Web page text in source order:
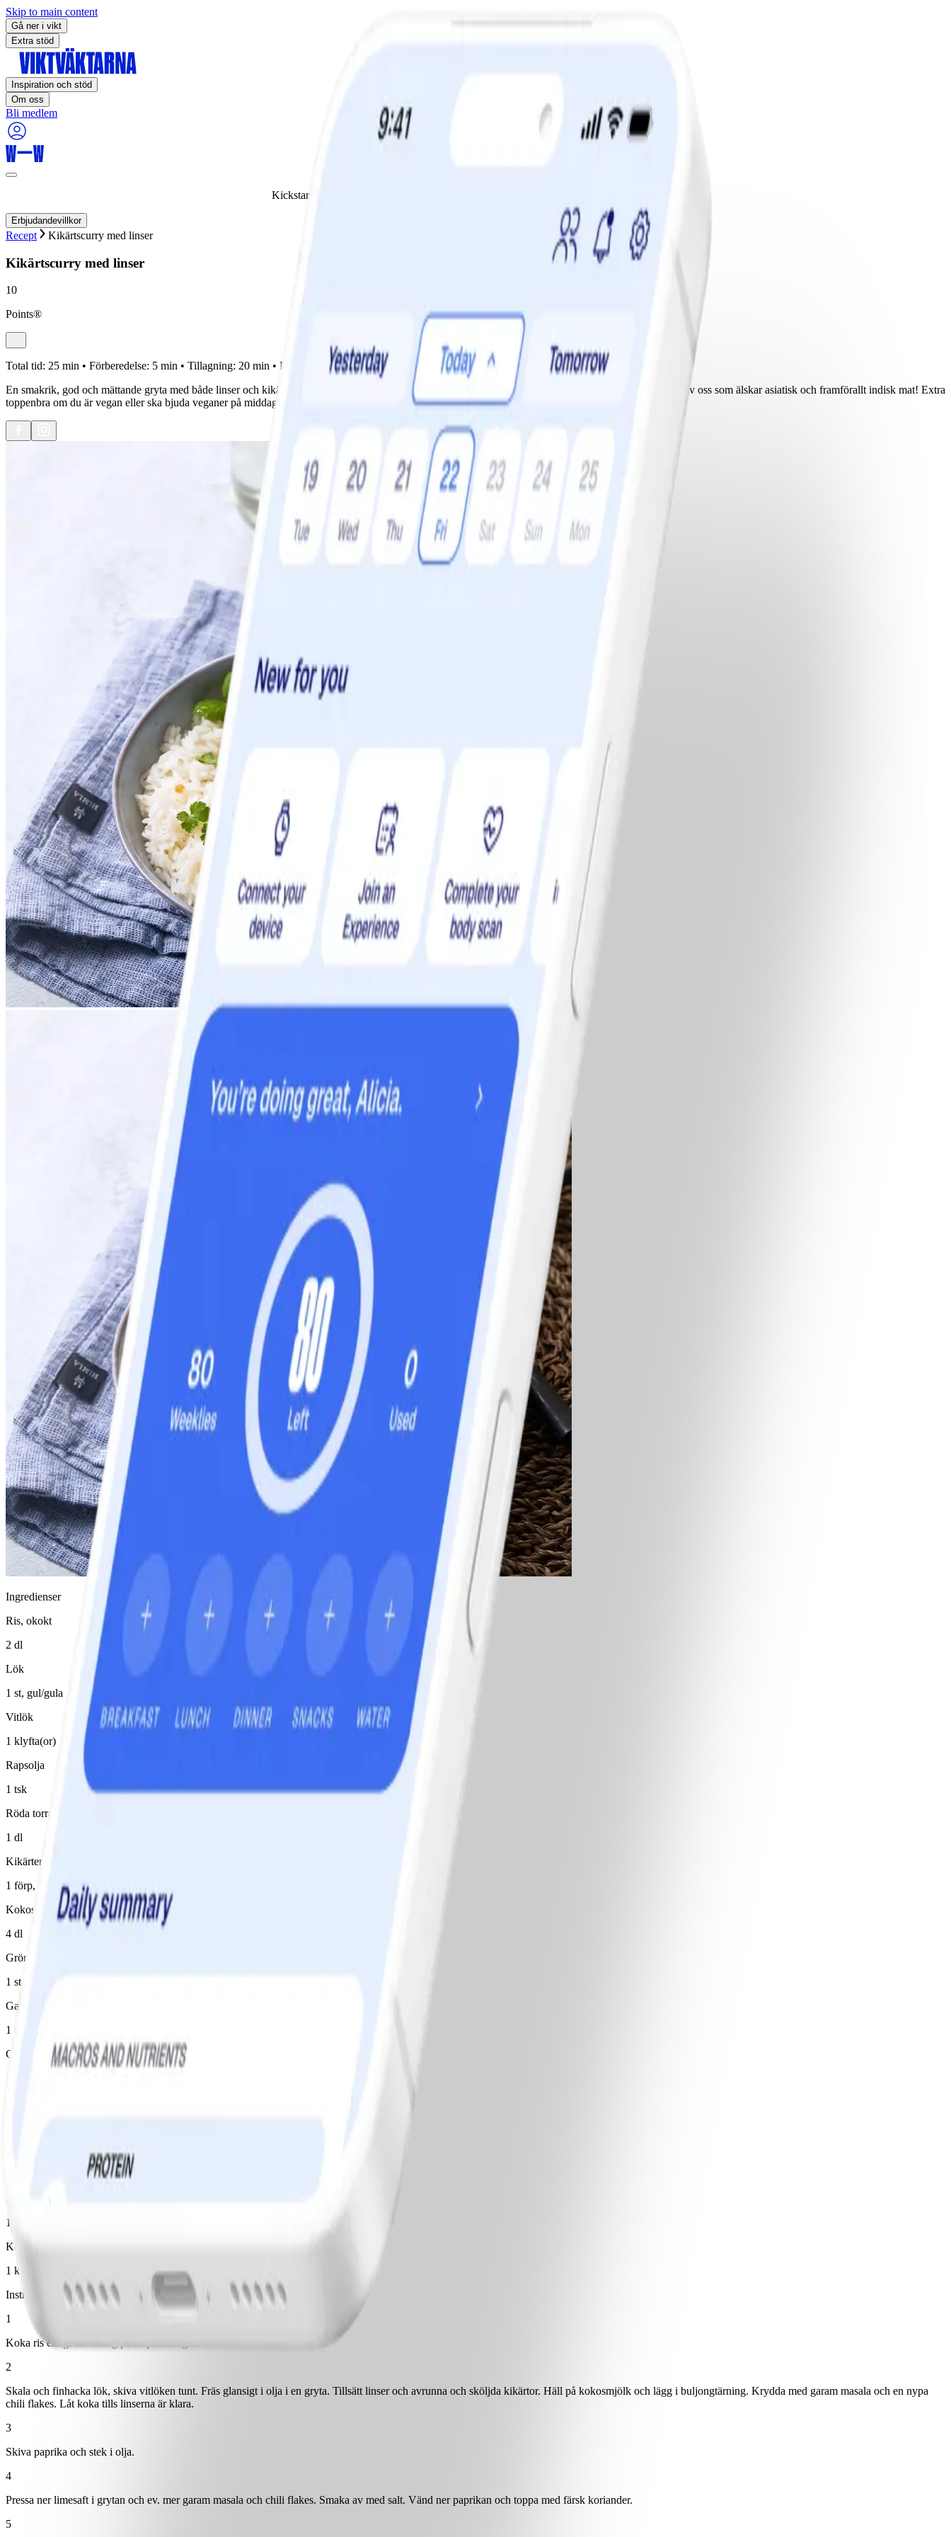
Skip to main content
Gå ner i vikt
Extra stöd
Inspiration och stöd
Om oss
Bli medlem
Kickstarta din viktminskningsresa nu! Spara 50% när du tecknar 12 månaders medlemskap.
Erbjudandevillkor
Recept Kikärtscurry med linser
Kikärtscurry med linser
10
Points®
Total tid: 25 min • Förberedelse: 5 min • Tillagning: 20 min • Portioner: 4 •Svårighetsgrad:
Lätt
En smakrik, god och mättande gryta med både linser och kikärtor. Med smak av chili, garam masala och lime, toppad med koriander är den en hit för de av oss som älskar asiatisk och framförallt indisk mat! Extra
toppenbra om du är vegan eller ska bjuda veganer på middag, ingenting från djurriket här inte. Det gillas!
Ingredienser
Ris, okokt
2 dl
Lök
1 st, gul/gula
Vitlök
1 klyfta(or)
Rapsolja
1 tsk
Röda torra linser
1 dl
Kikärter, konserv
1 förp, avrunnen/avrunnet
Kokosmjölk, lätt
4 dl
Grönsaksbuljongtärning
1 st
Garam masala, utan socker
1 tsk
Chili flakes
1 krm
1 st
Koriander
1 kruka(or)
Instruktioner
1
Koka ris enligt anvisning på förpackningen.
2
Skala och finhacka lök, skiva vitlöken tunt. Fräs glansigt i olja i en gryta. Tillsätt linser och avrunna och sköljda kikärtor. Häll på kokosmjölk och lägg i buljongtärning. Krydda med garam masala och en nypa
chili flakes. Låt koka tills linserna är klara.
3
Skiva paprika och stek i olja.
4
Pressa ner limesaft i grytan och ev. mer garam masala och chili flakes. Smaka av med salt. Vänd ner paprikan och toppa med färsk koriander.
5